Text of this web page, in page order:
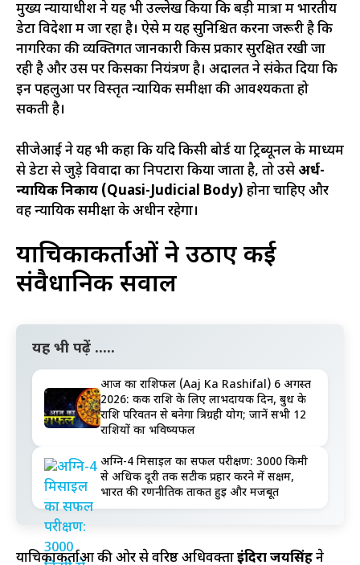
मुख्य न्यायाधीश ने यह भी उल्लेख किया कि बड़ी मात्रा में भारतीय
डेटा विदेशों में जा रहा है। ऐसे में यह सुनिश्चित करना जरूरी है कि
नागरिकों की व्यक्तिगत जानकारी किस प्रकार सुरक्षित रखी जा
रही है और उस पर किसका नियंत्रण है। अदालत ने संकेत दिया कि
इन पहलुओं पर विस्तृत न्यायिक समीक्षा की आवश्यकता हो
सकती है।
सीजेआई ने यह भी कहा कि यदि किसी बोर्ड या ट्रिब्यूनल के माध्यम
से डेटा से जुड़े विवादों का निपटारा किया जाता है, तो उसेअर्ध-
न्यायिक निकाय (Quasi-Judicial Body) होना चाहिए और
वह न्यायिक समीक्षा के अधीन रहेगा।
याचिकाकर्ताओं ने उठाए कई
संवैधानिक सवाल
यह भी पढ़ें .....
आज का राशिफल (Aaj Ka Rashifal) 6 अगस्त
2026: कर्क राशि के लिए लाभदायक दिन, बुध के
राशि परिवर्तन से बनेगा त्रिग्रही योग; जानें सभी 12
राशियों का भविष्यफल
अग्नि-4 मिसाइल का सफल परीक्षण: 3000 किमी
से अधिक दूरी तक सटीक प्रहार करने में सक्षम,
भारत की रणनीतिक ताकत हुई और मजबूत
याचिकाकर्ताओं की ओर से वरिष्ठ अधिवक्ताइंदिरा जयसिंहने